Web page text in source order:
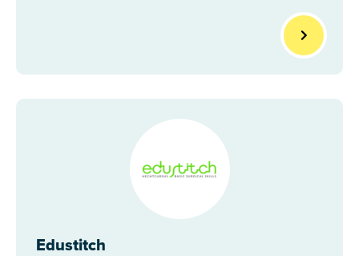
Edustitch